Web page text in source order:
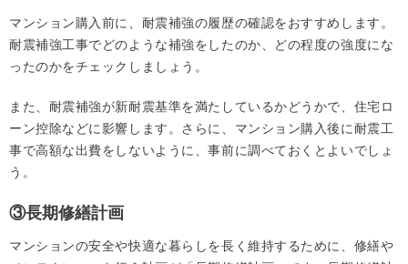
マンション購入前に、耐震補強の履歴の確認をおすすめします。
耐震補強工事でどのような補強をしたのか、どの程度の強度にな
ったのかをチェックしましょう。
また、耐震補強が新耐震基準を満たしているかどうかで、住宅ロ
ーン控除などに影響します。さらに、マンション購入後に耐震工
事で高額な出費をしないように、事前に調べておくとよいでしょ
う。
③長期修繕計画
マンションの安全や快適な暮らしを長く維持するために、修繕や